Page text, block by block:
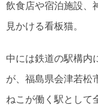
飲食店や宿泊施設、
見かける看板猫。
中には鉄道の駅構内
が、福島県会津若松
ねこが働く駅として